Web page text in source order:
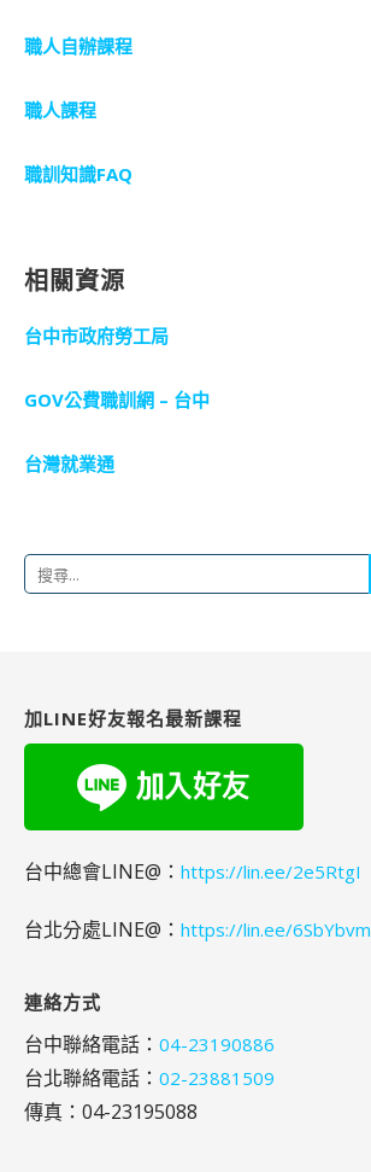
職人自辦課程
職人課程
職訓知識FAQ
相關資源
台中市政府勞工局
GOV公費職訓網 – 台中
台灣就業通
搜
字:
加LINE好友報名最新課程
台中總會LINE@： https://lin.ee/2e5RtgI
台北分處LINE@： https://lin.ee/6SbYbvm
連絡方式
台中聯絡電話： 04-23190886
台北聯絡電話： 02-23881509
傳真：04-23195088